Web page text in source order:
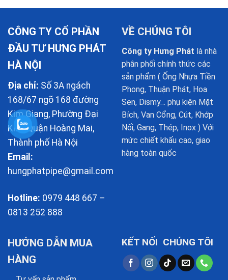
CÔNG TY CỔ PHẦN
ĐẦU TƯ HƯNG PHÁT
HÀ NỘI
Địa chỉ: Số 3A ngách
168/67 ngõ 168 đường
Kim Giang, Phường Đại
Kim, Quận Hoàng Mai,
Thành phố Hà Nội
Email:
hungphatpipe@gmail.com
Hotline: 0979 448 667 –
0813 252 888
VỀ CHÚNG TÔI
Công ty Hưng Phát là nhà
phân phối chính thức các
sản phẩm ( Ống Nhựa Tiền
Phong, Thuận Phát, Hoa
Sen, Dismy… phụ kiện Mặt
Bích, Van Cổng, Cút, Khớp
Nối, Gang, Thép, Inox ) Với
mức chiết khấu cao, giao
hàng toàn quốc
HƯỚNG DẪN MUA
HÀNG
KẾT NỐI CHÚNG TÔI